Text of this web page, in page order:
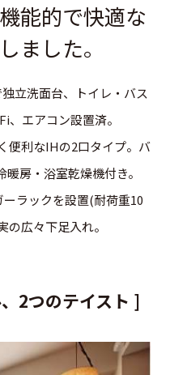
約の流れ
能的で快適な
ました。
立洗面台、トイレ・バス
、エアコン設置済。
便利なIHの2口タイプ。バ
房・浴室乾燥機付き。
ラックを設置(耐荷重10
の広々下足入れ。
2つのテイスト ]